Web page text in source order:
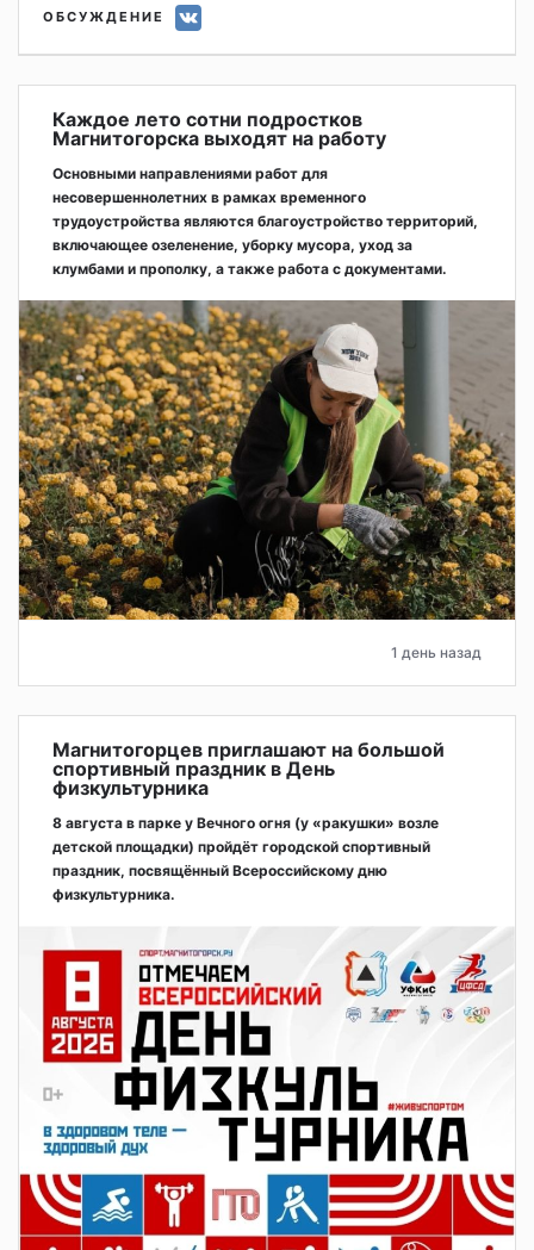
ОБСУЖДЕНИЕ
Каждое лето сотни подростков
Магнитогорска выходят на работу
Основными направлениями работ для
несовершеннолетних в рамках временного
трудоустройства являются благоустройство территорий,
включающее озеленение, уборку мусора, уход за
клумбами и прополку, а также работа с документами.
1 день назад
Магнитогорцев приглашают на большой
спортивный праздник в День
физкультурника
8 августа в парке у Вечного огня (у «ракушки» возле
детской площадки) пройдёт городской спортивный
праздник, посвящённый Всероссийскому дню
физкультурника.